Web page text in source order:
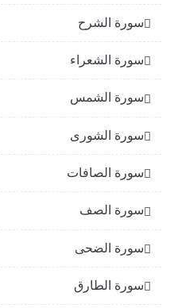
سورة الشرح
سورة الشعراء
سورة الشمس
سورة الشورى
سورة الصافات
سورة الصف
سورة الضحى
سورة الطارق